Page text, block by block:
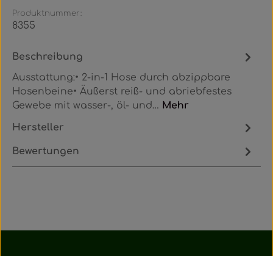
Produktnummer:
8355
Beschreibung
Ausstattung:• 2-in-1 Hose durch abzippbare
Hosenbeine• Äußerst reiß- und abriebfestes
Gewebe mit wasser-, öl- und… Mehr
Hersteller
Bewertungen